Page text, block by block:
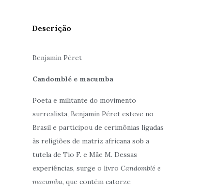
Descrição
Benjamin Péret
Candomblé e macumba
Poeta e militante do movimento
surrealista, Benjamin Péret esteve no
Brasil e participou de cerimônias ligadas
às religiões de matriz africana sob a
tutela de Tio F. e Mãe M. Dessas
experiências, surge o livroCandomblé e
macumba, que contém catorze